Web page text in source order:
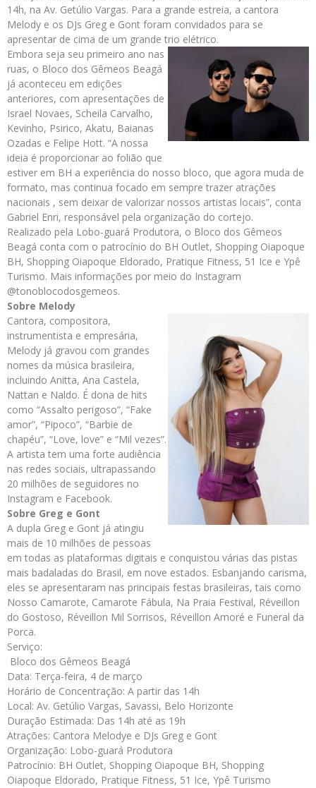
14h, na Av. Getúlio Vargas. Para a grande estreia, a cantora
Melody e os DJs Greg e Gont foram convidados para se
apresentar de cima de um grande trio elétrico.
Embora seja seu primeiro ano nas
ruas, o Bloco dos Gêmeos Beagá
já aconteceu em edições
anteriores, com apresentações de
Israel Novaes, Scheila Carvalho,
Kevinho, Psirico, Akatu, Baianas
Ozadas e Felipe Hott. “A nossa
ideia é proporcionar ao folião que
estiver em BH a experiência do nosso bloco, que agora muda de
formato, mas continua focado em sempre trazer atrações
nacionais , sem deixar de valorizar nossos artistas locais”, conta
Gabriel Enri, responsável pela organização do cortejo.
Realizado pela Lobo-guará Produtora, o Bloco dos Gêmeos
Beagá conta com o patrocínio do BH Outlet, Shopping Oiapoque
BH, Shopping Oiapoque Eldorado, Pratique Fitness, 51 Ice e Ypê
Turismo. Mais informações por meio do Instagram
@tonoblocodosgemeos.
Sobre Melody
Cantora, compositora,
instrumentista e empresária,
Melody já gravou com grandes
nomes da música brasileira,
incluindo Anitta, Ana Castela,
Nattan e Naldo. É dona de hits
como “Assalto perigoso”, “Fake
amor”, “Pipoco”, “Barbie de
chapéu”, “Love, love” e “Mil vezes”.
A artista tem uma forte audiência
nas redes sociais, ultrapassando
20 milhões de seguidores no
Instagram e Facebook.
Sobre Greg e Gont
A dupla Greg e Gont já atingiu
mais de 10 milhões de pessoas
em todas as plataformas digitais e conquistou várias das pistas
mais badaladas do Brasil, em nove estados. Esbanjando carisma,
eles se apresentaram nas principais festas brasileiras, tais como
Nosso Camarote, Camarote Fábula, Na Praia Festival, Réveillon
do Gostoso, Réveillon Mil Sorrisos, Réveillon Amoré e Funeral da
Porca.
Serviço:
Bloco dos Gêmeos Beagá
Data: Terça-feira, 4 de março
Horário de Concentração: A partir das 14h
Local: Av. Getúlio Vargas, Savassi, Belo Horizonte
Duração Estimada: Das 14h até as 19h
Atrações: Cantora Melodye e DJs Greg e Gont
Organização: Lobo-guará Produtora
Patrocínio: BH Outlet, Shopping Oiapoque BH, Shopping
Oiapoque Eldorado, Pratique Fitness, 51 Ice, Ypê Turismo